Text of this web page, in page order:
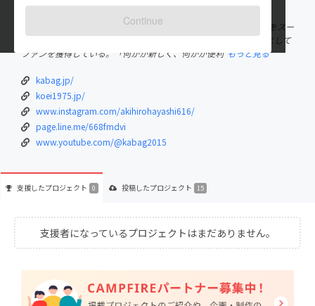
Continue
出身国：日本 出身地：大阪府
1995年創業。自社で生産企画したミセス・ハイミセス向けバッグをスー
パーや量販店等に展開。使い勝手のよい商品を提供するブランドとして
ファンを獲得している。「何かが新しく、何かが便利 もっと見る
kabag.jp/
koei1975.jp/
www.instagram.com/akihirohayashi616/
page.line.me/668fmdvi
www.youtube.com/@kabag2015
支援したプロジェクト 0 投稿したプロジェクト 15
支援者になっているプロジェクトはまだありません。